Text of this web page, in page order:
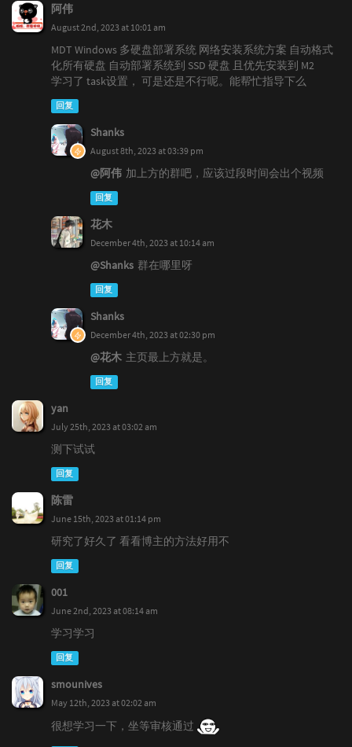
阿伟
August 2nd, 2023 at 10:01 am
MDT Windows 多硬盘部署系统 网络安装系统方案 自动格式
化所有硬盘 自动部署系统到 SSD 硬盘 且优先安装到 M2
学习了 task设置， 可是还是不行呢。能帮忙指导下么
回复
Shanks
August 8th, 2023 at 03:39 pm
@阿伟 加上方的群吧，应该过段时间会出个视频
回复
花木
December 4th, 2023 at 10:14 am
@Shanks 群在哪里呀
回复
Shanks
December 4th, 2023 at 02:30 pm
@花木 主页最上方就是。
回复
yan
July 25th, 2023 at 03:02 am
测下试试
回复
陈雷
June 15th, 2023 at 01:14 pm
研究了好久了 看看博主的方法好用不
回复
001
June 2nd, 2023 at 08:14 am
学习学习
回复
smounives
May 12th, 2023 at 02:02 am
很想学习一下，坐等审核通过